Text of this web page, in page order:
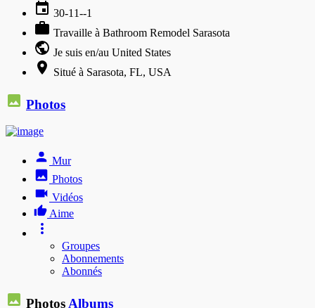
30-11--1
Travaille à Bathroom Remodel Sarasota
Je suis en/au United States
Situé à Sarasota, FL, USA
Photos
Mur
Photos
Vidéos
Aime
Groupes
Abonnements
Abonnés
Photos Albums